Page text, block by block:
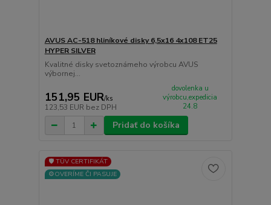
AVUS AC-518 hliníkové disky 6,5x16 4x108 ET25
HYPER SILVER
Kvalitné disky svetoznámeho výrobcu AVUS
výbornej...
151,95 EUR/ks
123,53 EUR bez DPH
dovolenka u
výrobcu,expedicia
24.8
Pridať do košíka
🛡️ TÜV CERTIFIKÁT
⚙️OVERÍME ČI PASUJE